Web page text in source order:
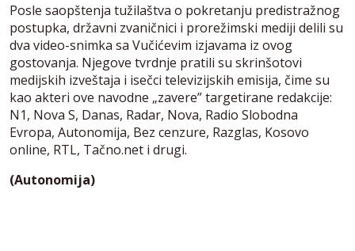
Posle saopštenja tužilaštva o pokretanju predistražnog
postupka, državni zvaničnici i prorežimski mediji delili su
dva video-snimka sa Vučićevim izjavama iz ovog
gostovanja. Njegove tvrdnje pratili su skrinšotovi
medijskih izveštaja i isečci televizijskih emisija, čime su
kao akteri ove navodne „zavere” targetirane redakcije:
N1, Nova S, Danas, Radar, Nova, Radio Slobodna
Evropa, Autonomija, Bez cenzure, Razglas, Kosovo
online, RTL, Tačno.net i drugi.
(Autonomija)